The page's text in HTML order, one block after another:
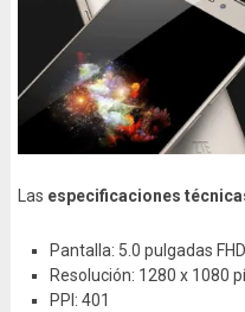
Las especificaciones
Pantalla: 5.0 pulgadas FHD
Resolución: 1280 x 1080
PPI: 401